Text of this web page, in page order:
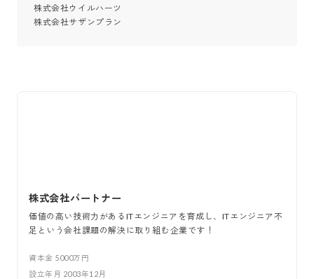
株式会社ウイルハーツ
株式会社サザンプラン
株式会社パートナー
価値の高い技術力があるITエンジニアを育成し、ITエンジニア不
足という会社課題の解決に取り組む企業です！
資本金 5000万円
設立年月 2003年12月